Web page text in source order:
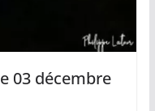
03 décembre